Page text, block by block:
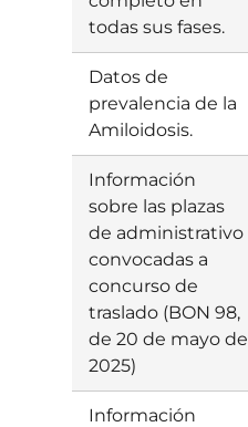
todas sus fases.
Datos de
prevalencia de la
Amiloidosis.
Información
sobre las plazas
de administrativo
convocadas a
concurso de
traslado (BON 98,
de 20 de mayo de
2025)
Información